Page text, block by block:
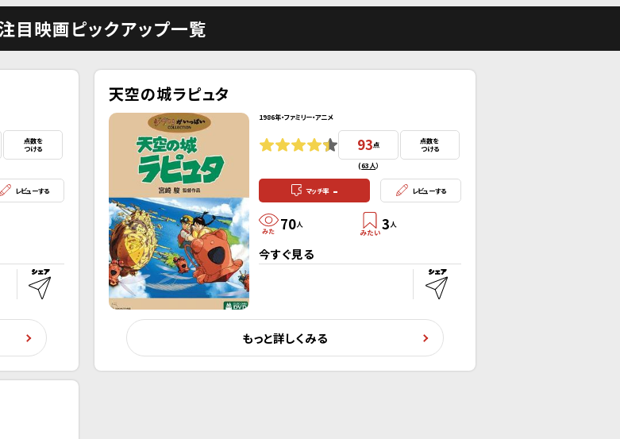
目映画ピックアップ一覧
点数を
つける
レビューする
天空の城ラピュタ
1986年・ファミリー・アニメ
93点
(63人）
点数を
つける
マッチ率 - レビューする
70人 3 人
今すぐ見る
もっと詳しくみる